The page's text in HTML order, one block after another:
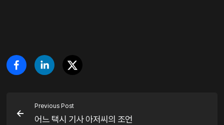
Previous Post
어느 택시 기사 아저씨의 조언